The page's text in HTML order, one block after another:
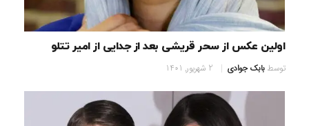
اولین عکس از سحر قریشی بعد از جدایی از امیر تتلو
توسطبابک جوادی 2 شهریور, 1401